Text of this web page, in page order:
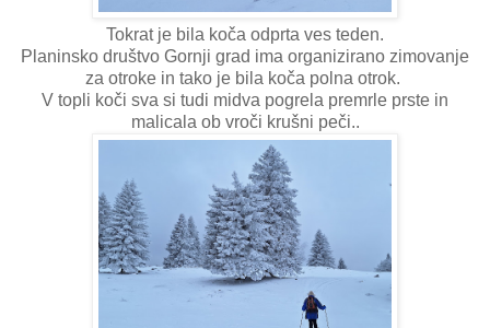
Tokrat je bila koča odprta ves teden.
Planinsko društvo Gornji grad ima organizirano zimovanje
za otroke in tako je bila koča polna otrok.
V topli koči sva si tudi midva pogrela premrle prste in
malicala ob vroči krušni peči..